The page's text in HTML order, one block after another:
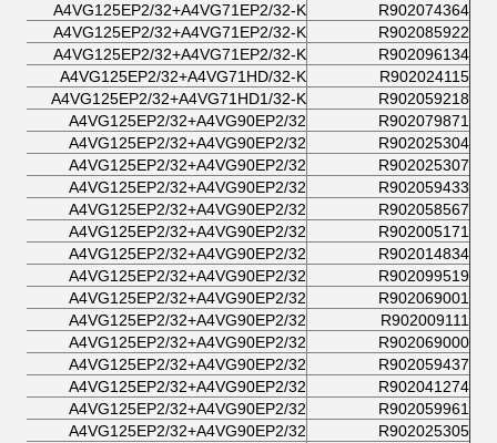
R902074364
A4VG125EP2/32+A4VG71EP2/32-K
R902085922
A4VG125EP2/32+A4VG71EP2/32-K
R902096134
A4VG125EP2/32+A4VG71EP2/32-K
R902024115
A4VG125EP2/32+A4VG71HD/32-K
R902059218
A4VG125EP2/32+A4VG71HD1/32-K
R902079871
A4VG125EP2/32+A4VG90EP2/32
R902025304
A4VG125EP2/32+A4VG90EP2/32
R902025307
A4VG125EP2/32+A4VG90EP2/32
R902059433
A4VG125EP2/32+A4VG90EP2/32
R902058567
A4VG125EP2/32+A4VG90EP2/32
R902005171
A4VG125EP2/32+A4VG90EP2/32
R902014834
A4VG125EP2/32+A4VG90EP2/32
R902099519
A4VG125EP2/32+A4VG90EP2/32
R902069001
A4VG125EP2/32+A4VG90EP2/32
R902009111
A4VG125EP2/32+A4VG90EP2/32
R902069000
A4VG125EP2/32+A4VG90EP2/32
R902059437
A4VG125EP2/32+A4VG90EP2/32
R902041274
A4VG125EP2/32+A4VG90EP2/32
R902059961
A4VG125EP2/32+A4VG90EP2/32
R902025305
A4VG125EP2/32+A4VG90EP2/32